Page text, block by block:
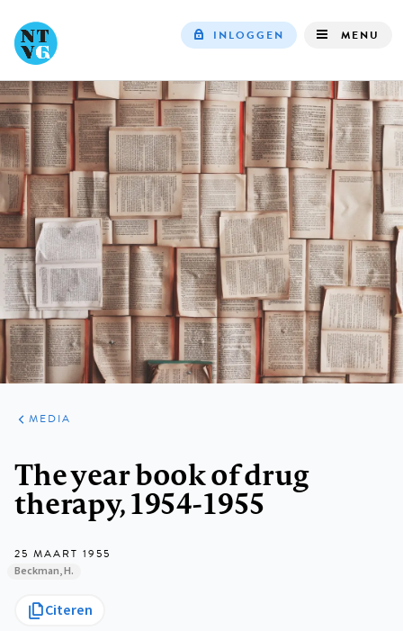
navigation
INLOGGEN MENU
ARTIKELEN
VARIA
MEDIA
The year book of drug
therapy, 1954-1955
25 MAART 1955
Beckman, H.
Citeren